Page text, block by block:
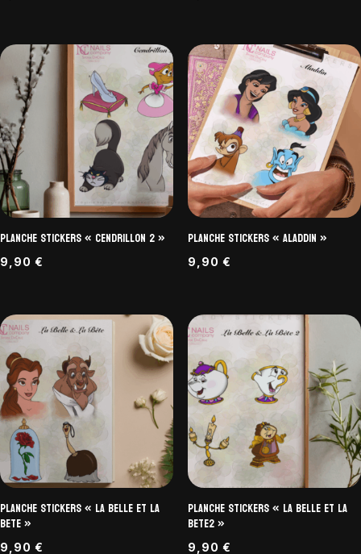
Planche Stickers « Cendrillon 2 »
9,90 €
Planche Stickers « Aladdin »
9,90 €
Planche Stickers « La Belle et la
Bete »
9,90 €
Planche Stickers « La Belle et la
Bete2 »
9,90 €